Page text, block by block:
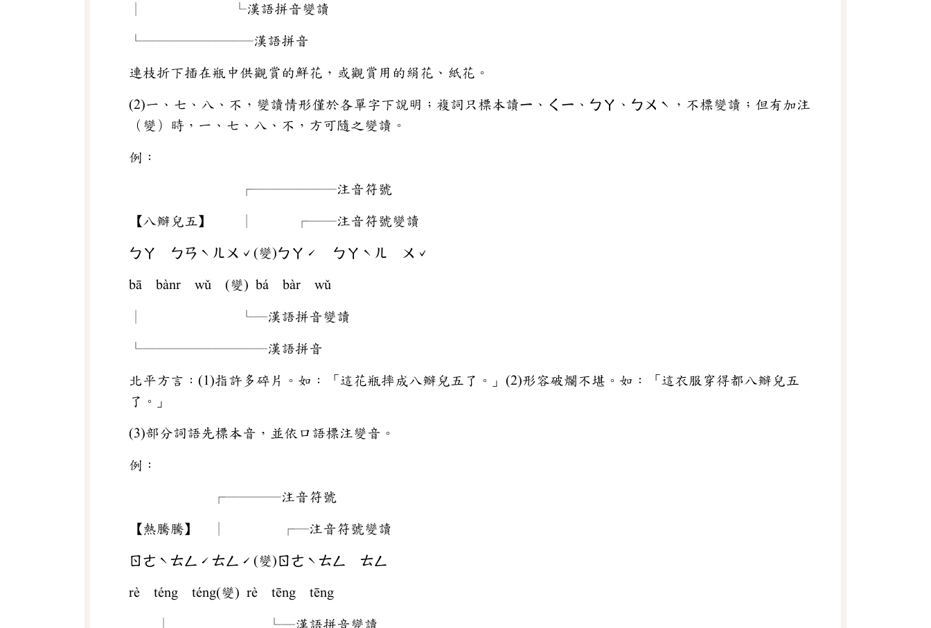
│ └漢語拼音變讀
└────────漢語拼音
連枝折下插在瓶中供觀賞的鮮花，或觀賞用的絹花、紙花。
(2)一、七、八、不，變讀情形僅於各單字下說明；複詞只標本讀ㄧ、ㄑㄧ、ㄅㄚ、ㄅㄨˋ，不標變讀；但有加注
（變）時，一、七、八、不，方可隨之變讀。
例：
┌──────注音符號
【八瓣兒五】 │ ┌──注音符號變讀
ㄅㄚ ㄅㄢˋㄦㄨˇ(變)ㄅㄚˊ ㄅㄚˋㄦ ㄨˇ
bā bànr wǔ (變) bá bàr wǔ
│ └─漢語拼音變讀
└─────────漢語拼音
北平方言：(1)指許多碎片。如：「這花瓶摔成八瓣兒五了。」(2)形容破爛不堪。如：「這衣服穿得都八瓣兒五
了。」
(3)部分詞語先標本音，並依口語標注變音。
例：
┌────注音符號
【熱騰騰】 │ ┌─注音符號變讀
ㄖㄜˋㄊㄥˊㄊㄥˊ(變)ㄖㄜˋㄊㄥ ㄊㄥ
rè téng téng(變) rè tēng tēng
│ └─漢語拼音變讀